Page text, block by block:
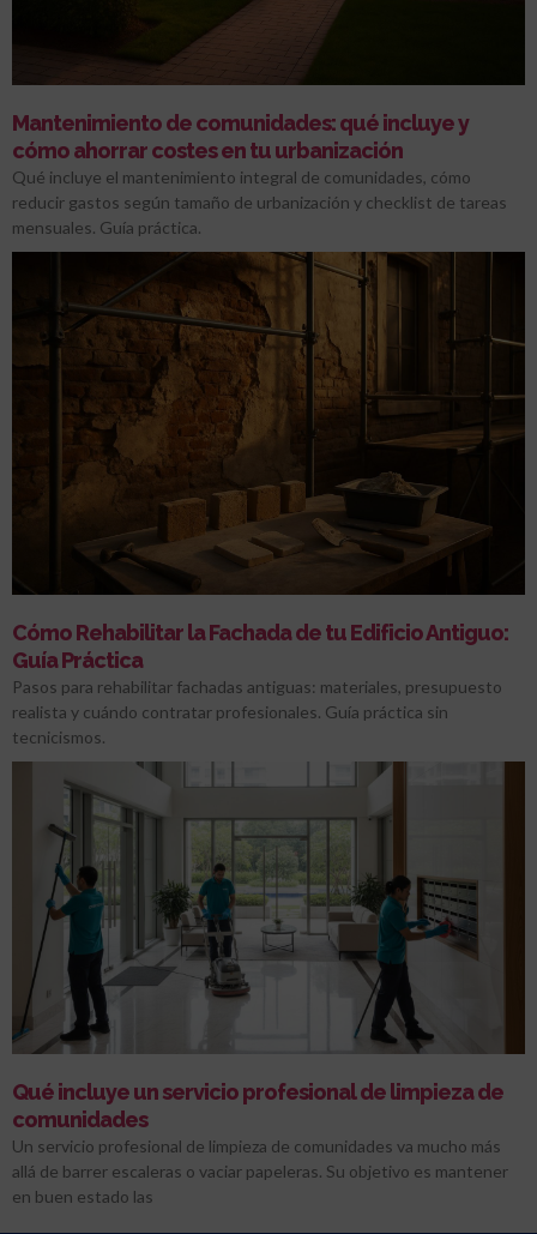
Mantenimiento de comunidades: qué incluye y
cómo ahorrar costes en tu urbanización
Qué incluye el mantenimiento integral de comunidades, cómo
reducir gastos según tamaño de urbanización y checklist de tareas
mensuales. Guía práctica.
Cómo Rehabilitar la Fachada de tu Edificio Antiguo:
Guía Práctica
Pasos para rehabilitar fachadas antiguas: materiales, presupuesto
realista y cuándo contratar profesionales. Guía práctica sin
tecnicismos.
Qué incluye un servicio profesional de limpieza de
comunidades
Un servicio profesional de limpieza de comunidades va mucho más
allá de barrer escaleras o vaciar papeleras. Su objetivo es mantener
en buen estado las